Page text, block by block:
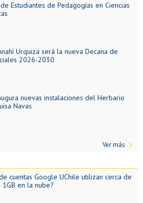
Estudiantes de Pedagogías en Ciencias
Urquiza será la nueva Decana de
2026-2030
nuevas instalaciones del Herbario
Navas
Ver más
cuentas Google UChile utilizan cerca de
1GB en la nube?